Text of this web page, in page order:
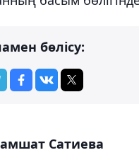
бөлісу:
Сатиева